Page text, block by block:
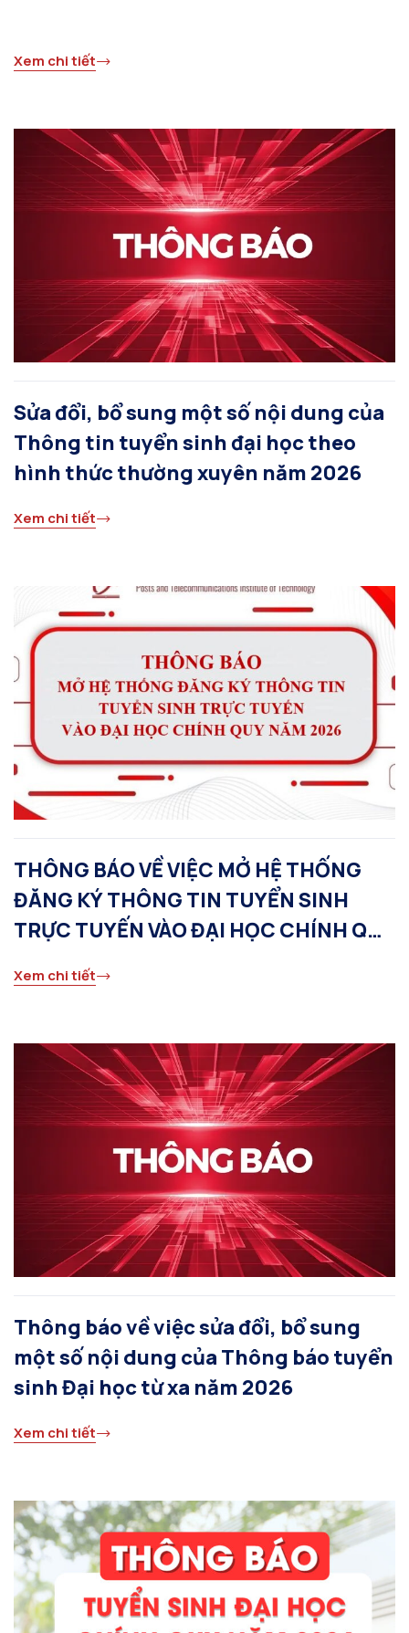
Xem chi tiết
Sửa đổi, bổ sung một số nội dung của
Thông tin tuyển sinh đại học theo
hình thức thường xuyên năm 2026
Xem chi tiết
THÔNG BÁO VỀ VIỆC MỞ HỆ THỐNG
ĐĂNG KÝ THÔNG TIN TUYỂN SINH
TRỰC TUYẾN VÀO ĐẠI HỌC CHÍNH QUY
NĂM 2026
Xem chi tiết
Thông báo về việc sửa đổi, bổ sung
một số nội dung của Thông báo tuyển
sinh Đại học từ xa năm 2026
Xem chi tiết